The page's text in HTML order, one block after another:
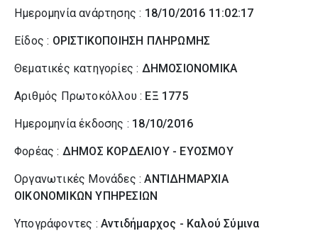
Ημερομηνία ανάρτησης : 18/10/2016 11:02:17
Είδος : ΟΡΙΣΤΙΚΟΠΟΙΗΣΗ ΠΛΗΡΩΜΗΣ
Θεματικές κατηγορίες : ΔΗΜΟΣΙΟΝΟΜΙΚΑ
Αριθμός Πρωτοκόλλου : ΕΞ 1775
Ημερομηνία έκδοσης : 18/10/2016
Φορέας : ΔΗΜΟΣ ΚΟΡΔΕΛΙΟΥ - ΕΥΟΣΜΟΥ
Οργανωτικές Μονάδες :ΑΝΤΙΔΗΜΑΡΧΙΑ
ΟΙΚΟΝΟΜΙΚΩΝ ΥΠΗΡΕΣΙΩΝ
Υπογράφοντες : Αντιδήμαρχος - Καλού Σύµινα